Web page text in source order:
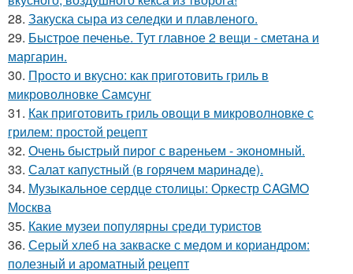
28. Закуска сыра из селедки и плавленого.
29. Быстрое печенье. Тут главное 2 вещи - сметана и
маргарин.
30. Просто и вкусно: как приготовить гриль в
микроволновке Самсунг
31. Как приготовить гриль овощи в микроволновке с
грилем: простой рецепт
32. Очень быстрый пирог с вареньем - экономный.
33. Салат капустный (в горячем маринаде).
34. Музыкальное сердце столицы: Оркестр CAGMO
Москва
35. Какие музеи популярны среди туристов
36. Серый хлеб на закваске с медом и кориандром:
полезный и ароматный рецепт